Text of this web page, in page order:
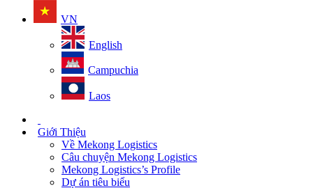
VN
English
Campuchia
Laos
Giới Thiệu
Về Mekong Logistics
Câu chuyện Mekong Logistics
Mekong Logistics’s Profile
Dự án tiêu biểu